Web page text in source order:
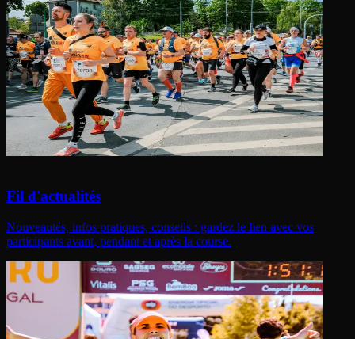
Fil d'actualités
Nouveautés, infos pratiques, conseils : gardez le lien avec vos
participants avant, pendant et après la course.